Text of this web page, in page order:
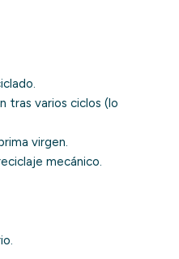
tras varios ciclos (lo
virgen.
mecánico.